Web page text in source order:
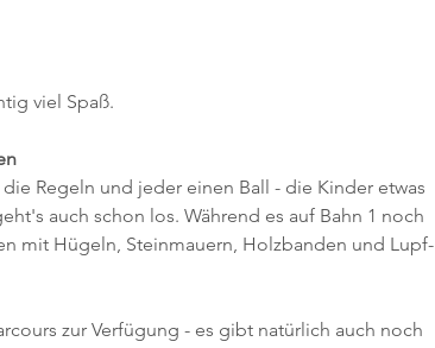
viel Spaß.
Regeln und jeder einen Ball - die Kinder etwas
auch schon los. Während es auf Bahn 1 noch
mit Hügeln, Steinmauern, Holzbanden und Lupf-
zur Verfügung - es gibt natürlich auch noch